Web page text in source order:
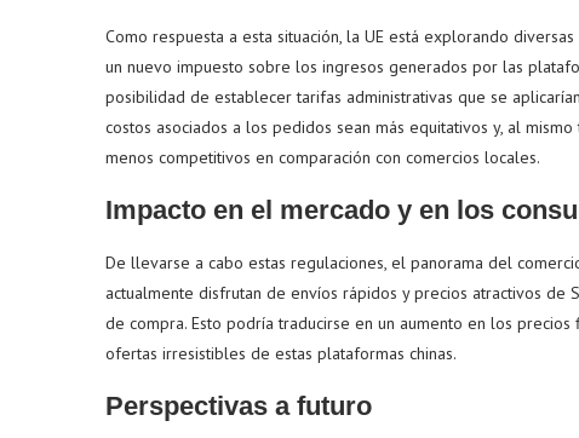
Como respuesta a esta situación, la UE está explorando
un nuevo impuesto sobre los ingresos generados por las
posibilidad de establecer tarifas administrativas que se
costos asociados a los pedidos sean más equitativos y, al
menos competitivos en comparación con comercios locales.
Impacto en el mercado y en los
De llevarse a cabo estas regulaciones, el panorama del
actualmente disfrutan de envíos rápidos y precios atractivos de
de compra. Esto podría traducirse en un aumento en los
ofertas irresistibles de estas plataformas chinas.
Perspectivas a futuro